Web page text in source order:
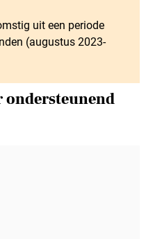
uit een periode
(augustus 2023-
ondersteunend